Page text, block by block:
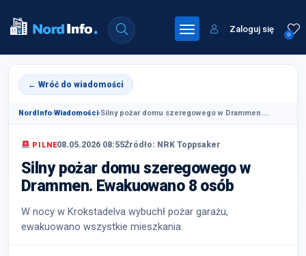
0
Zaloguj się
← Wróć do wiadomości
NordInfo›Wiadomości›Silny pożar domu szeregowego w Drammen....
PILNE08.05.2026 08:55Źródło: NRK Toppsaker
Silny pożar domu szeregowego w
Drammen. Ewakuowano 8 osób
W nocy w Krokstadelva wybuchł pożar garażu,
ewakuowano wszystkie mieszkania.